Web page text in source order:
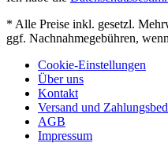
* Alle Preise inkl. gesetzl.
ggf. Nachnahmegebühren,
Cookie-Einstellungen
Über uns
Kontakt
Versand und
AGB
Impressum